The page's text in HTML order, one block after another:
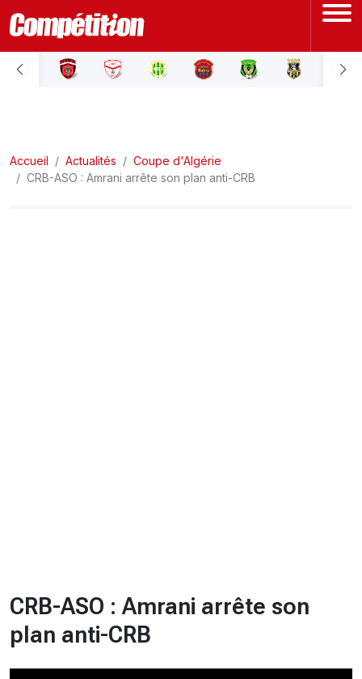
ACCUEIL
LIGUE 2
Accueil Actualités
Coupe d'Algérie
CRB-ASO : Amrani arrête son plan anti-CRB
CRB-ASO : Amrani arrête son
plan anti-CRB